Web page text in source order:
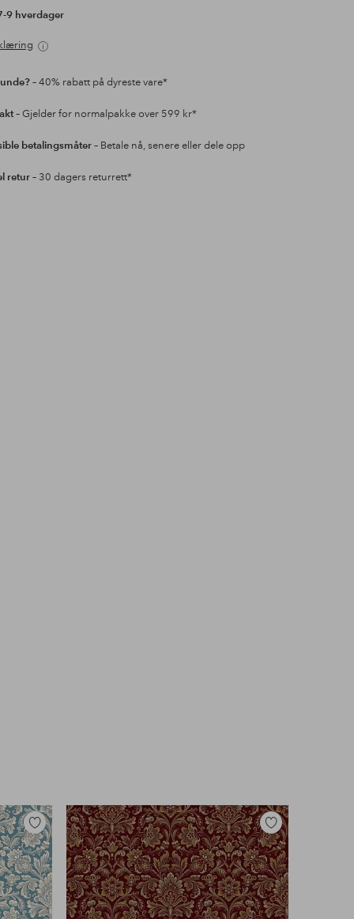
9 hverdager
– 40% rabatt på dyreste vare*
– Gjelder for normalpakke over 599 kr*
betalingsmåter– Betale nå, senere eller dele opp
retur– 30 dagers returrett*
Legg
til
favoritter
Legg
til
favoritter